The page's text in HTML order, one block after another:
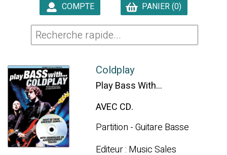
COMPTE
PANIER (0)
Coldplay
Play Bass With...
AVEC CD.
Partition - Guitare Basse
Editeur : Music Sales